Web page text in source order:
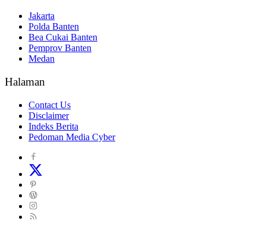
Jakarta
Polda Banten
Bea Cukai Banten
Pemprov Banten
Medan
Halaman
Contact Us
Disclaimer
Indeks Berita
Pedoman Media Cyber